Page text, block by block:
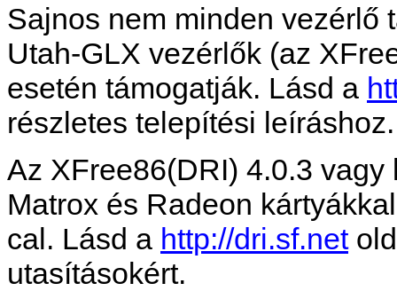
Sajnos nem minden vezérlő
Utah-GLX vezérlők (az
esetén támogatják. Lásd a
részletes telepítési leíráshoz.
Az XFree86(DRI) 4.0.3
Matrox és Radeon
cal. Lásd a http://dri.sf.net
utasításokért.